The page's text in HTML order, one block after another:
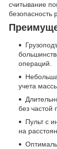
считывание
безопасность
операций.
учета
без частой
Пульт с
на